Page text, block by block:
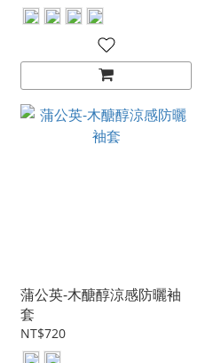
蒲公英-木醣醇涼感防曬袖
套
NT$720